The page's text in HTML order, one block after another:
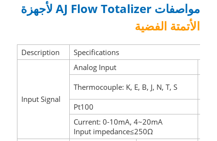
مواصفات AJ Flow Totalizer لأجهزة
الأتمتة الفضية
Description Specifications
Input Signal
Analog Input
Thermocouple: K, E, B, J, N, T, S
Pt100
Current: 0-10mA, 4~20mA
Input impedance≤250Ω